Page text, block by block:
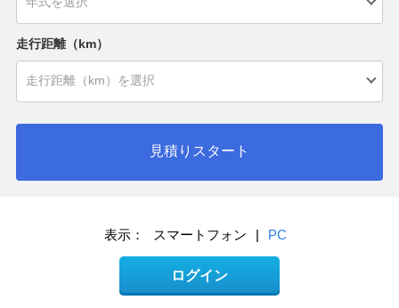
走行距離（km）
見積りスタート
表示： スマートフォン | PC
ログイン